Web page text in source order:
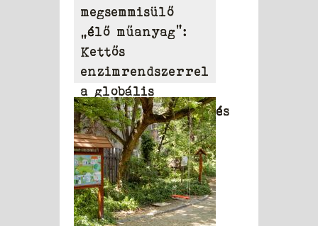
megsemmisülő
„élő műanyag”:
Kettős
enzimrendszerrel
a globális
környezetszennyezés
ellen